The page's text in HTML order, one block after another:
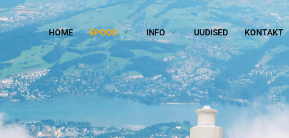
HOME EPOOD INFO UUDISED KONTAKT